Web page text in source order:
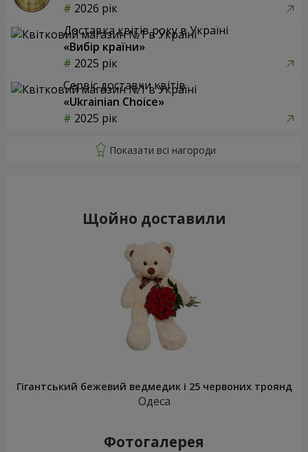
2026 рік
Доставка квітів року в Україні
«Вибір країни»
2025 рік
Сервіс доставки квітів
«Ukrainian Choice»
2025 рік
Щойно доставили
Гігантський бежевий ведмедик і 25 червоних троянд
Одеса
Фотогалерея